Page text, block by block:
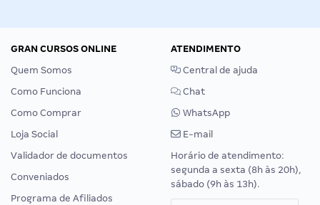
GRAN CURSOS ONLINE
Quem Somos
Como Funciona
Como Comprar
Loja Social
Validador de documentos
Conveniados
Programa de Afiliados
ATENDIMENTO
Central de ajuda
Chat
WhatsApp
E-mail
Horário de atendimento:
segunda a sexta (8h às 20h),
sábado (9h às 13h).